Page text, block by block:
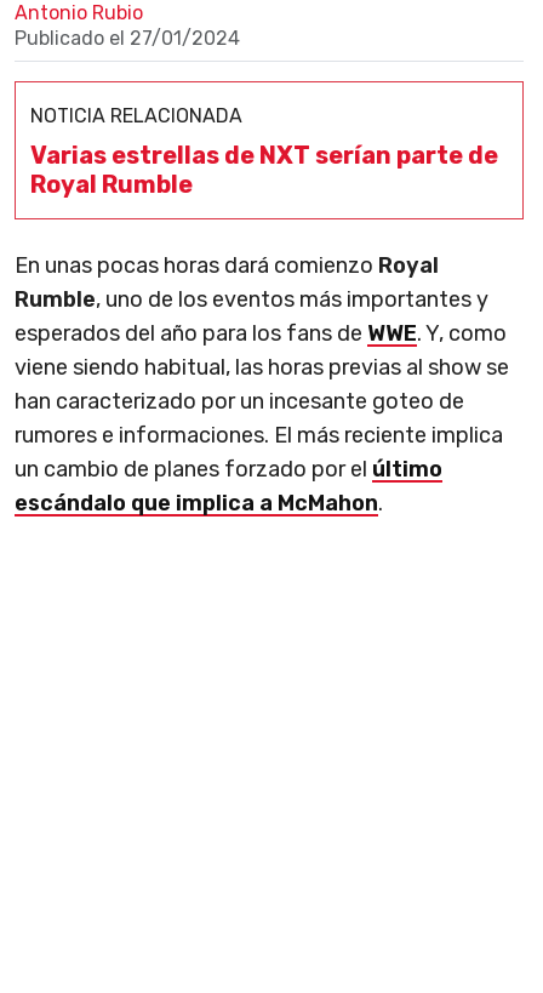
Antonio Rubio
Publicado el 27/01/2024
NOTICIA RELACIONADA
Varias estrellas de NXT serían parte de
Royal Rumble
En unas pocas horas dará comienzo Royal
Rumble, uno de los eventos más importantes y
esperados del año para los fans de WWE. Y, como
viene siendo habitual, las horas previas al show se
han caracterizado por un incesante goteo de
rumores e informaciones. El más reciente implica
un cambio de planes forzado por el último
escándalo que implica a McMahon.